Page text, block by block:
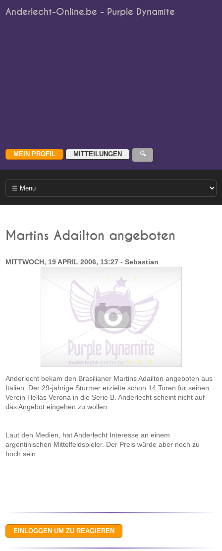
Anderlecht-Online.be - Purple Dynamite
Martins Adailton angeboten
MITTWOCH, 19 APRIL 2006, 13:27 - Sebastian
Anderlecht bekam den Brasilianer Martins Adailton angeboten aus
Italien. Der 29-jährige Stürmer erzielte schon 14 Toren für seinen
Verein Hellas Verona in die Serie B. Anderlecht scheint nicht auf
das Angebot eingehen zu wollen.
Laut den Medien, hat Anderlecht Interesse an einem
argentinischen Mittelfeldspieler. Der Preis würde aber noch zu
hoch sein.